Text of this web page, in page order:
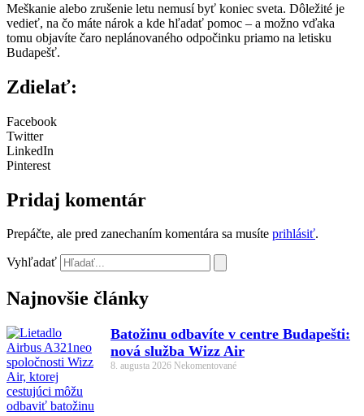
Meškanie alebo zrušenie letu nemusí byť koniec sveta. Dôležité je
vedieť, na čo máte nárok a kde hľadať pomoc – a možno vďaka
tomu objavíte čaro neplánovaného odpočinku priamo na letisku
Budapešť.
Zdielať:
Facebook
Twitter
LinkedIn
Pinterest
Pridaj komentár
Prepáčte, ale pred zanechaním komentára sa musíte prihlásiť.
Vyhľadať
Najnovšie články
Batožinu odbavíte v centre Budapešti:
nová služba Wizz Air
8. augusta 2026 Nekomentované